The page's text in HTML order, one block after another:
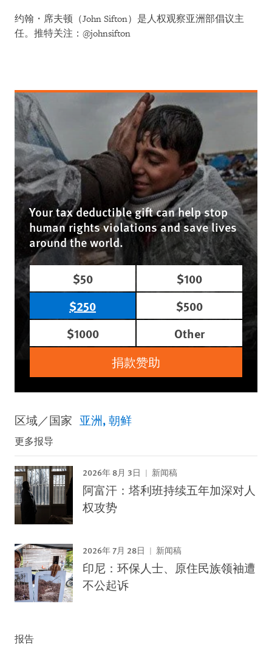
约翰・席夫顿（John Sifton）是人权观察亚洲部倡议主
任。推特关注：@johnsifton
Your tax deductible gift can help stop
human rights violations and save lives
around the world.
$50
$100
$250
$500
$1000
Other
捐款赞助
区域／国家 亚洲 朝鲜
更多报导
2026年 8月 3日 新闻稿
阿富汗：塔利班持续五年加深对人
权攻势
2026年 7月 28日 新闻稿
印尼：环保人士、原住民族领袖遭
不公起诉
报告